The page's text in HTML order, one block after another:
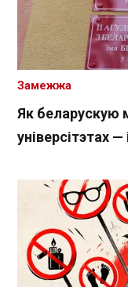
Як беларускую
універсітэтах
Замежжа